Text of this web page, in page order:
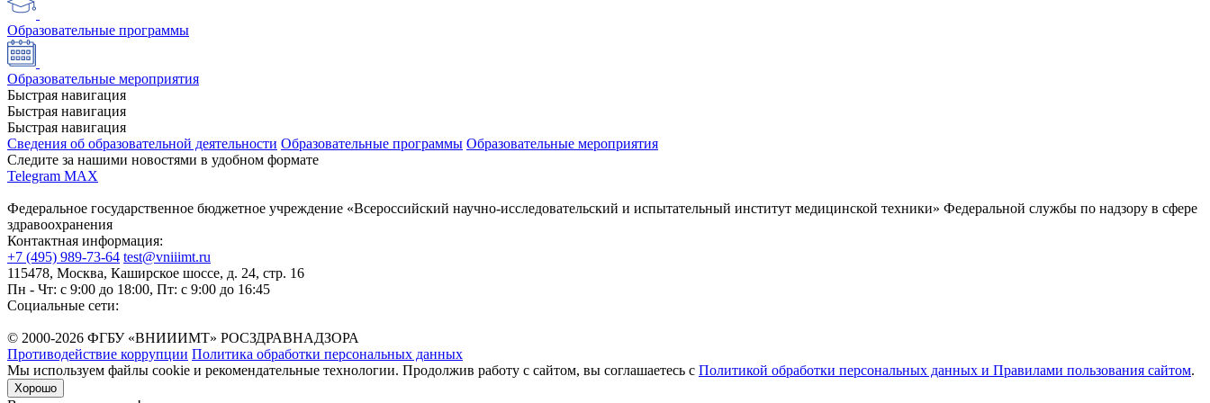
Образовательные программы
Образовательные мероприятия
Быстрая навигация
Быстрая навигация
Быстрая навигация
Сведения об образовательной деятельности Образовательные программы Образовательные мероприятия
Следите за нашими новостями в удобном формате
Telegram MAX
Федеральное государственное бюджетное учреждение «Всероссийский научно-исследовательский и испытательный институт медицинской техники» Федеральной службы по надзору в сфере
здравоохранения
Контактная информация:
+7 (495) 989-73-64 test@vniiimt.ru
115478, Москва, Каширское шоссе, д. 24, стр. 16
Пн - Чт: с 9:00 до 18:00, Пт: с 9:00 до 16:45
Социальные сети:
© 2000-2026 ФГБУ «ВНИИИМТ» РОСЗДРАВНАДЗОРА
Противодействие коррупции Политика обработки персональных данных
Мы используем файлы cookie и рекомендательные технологии. Продолжив работу с сайтом, вы соглашаетесь с Политикой обработки персональных данных и Правилами пользования сайтом.
Хорошо